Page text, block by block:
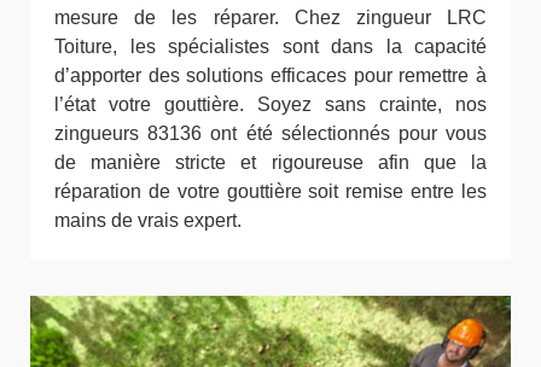
mesure de les réparer. Chez zingueur LRC
Toiture, les spécialistes sont dans la capacité
d’apporter des solutions efficaces pour remettre à
l’état votre gouttière. Soyez sans crainte, nos
zingueurs 83136 ont été sélectionnés pour vous
de manière stricte et rigoureuse afin que la
réparation de votre gouttière soit remise entre les
mains de vrais expert.